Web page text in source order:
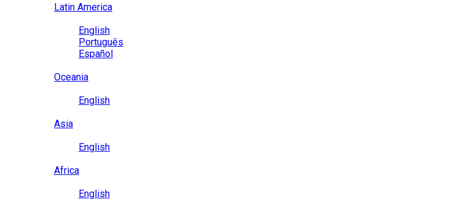
Latin America
English
Português
Español
Oceania
English
Asia
English
Africa
English